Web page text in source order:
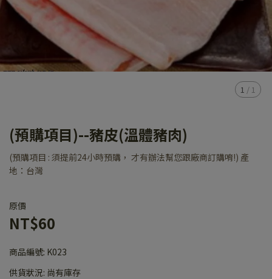
1 / 1
(預購項目)--豬皮(溫體豬肉)
(預購項目 : 須提前24小時預購， 才有辦法幫您跟廠商訂購唷!) 產
地：台灣
原價
NT$60
商品編號: K023
供貨狀況: 尚有庫存